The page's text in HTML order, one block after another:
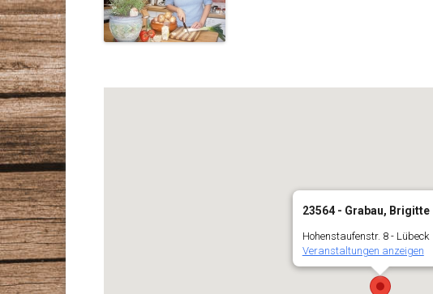
23564 - Grabau, Brigitte
Hohenstaufenstr. 8 - Lübeck
Veranstaltungen anzeigen